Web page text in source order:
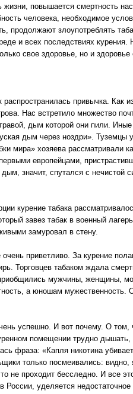
повышается смертность
человека, необходимое
продолжают злоупотреблять
и всех последствиях
свое здоровье, но и
привычка. Как
Нас встретило множество
дым которой они пили.
дым через ноздри». Туземцы
мира» хозяева рассматривали
европейцами,
значит, спутался с нечистой
курение табака
завез табак в военный
замуровал в стену.
приветливо. За курение
Торговцев табаком ждала
мужчины, женщины,
а юношам мужественность.
успешно. И вот почему. О том,
помещении трудно дышать,
фраза: «Капля никотина
только посмеивались: видно,
не проходит бесследно. И все
уделяется